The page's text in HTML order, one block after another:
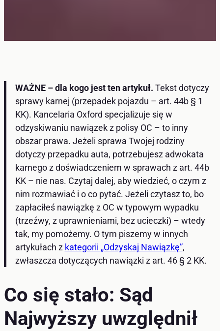
WAŻNE – dla kogo jest ten artykuł. Tekst dotyczy
sprawy karnej (przepadek pojazdu – art. 44b § 1
KK). Kancelaria Oxford specjalizuje się w
odzyskiwaniu nawiązek z polisy OC – to inny
obszar prawa. Jeżeli sprawa Twojej rodziny
dotyczy przepadku auta, potrzebujesz adwokata
karnego z doświadczeniem w sprawach z art. 44b
KK – nie nas. Czytaj dalej, aby wiedzieć, o czym z
nim rozmawiać i o co pytać. Jeżeli czytasz to, bo
zapłaciłeś nawiązkę z OC w typowym wypadku
(trzeźwy, z uprawnieniami, bez ucieczki) – wtedy
tak, my pomożemy. O tym piszemy w innych
artykułach z kategorii „Odzyskaj Nawiązkę”,
zwłaszcza dotyczących nawiązki z art. 46 § 2 KK.
Co się stało: Sąd
Najwyższy uwzględnił